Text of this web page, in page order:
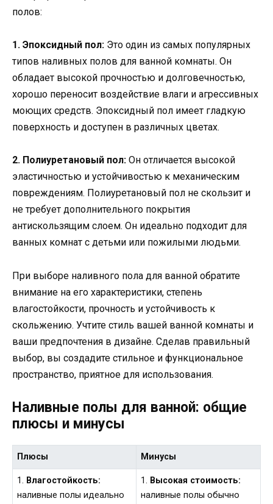
полов:
1. Эпоксидный пол: Это один из самых популярных
типов наливных полов для ванной комнаты. Он
обладает высокой прочностью и долговечностью,
хорошо переносит воздействие влаги и агрессивных
моющих средств. Эпоксидный пол имеет гладкую
поверхность и доступен в различных цветах.
2. Полиуретановый пол: Он отличается высокой
эластичностью и устойчивостью к механическим
повреждениям. Полиуретановый пол не скользит и
не требует дополнительного покрытия
антискользящим слоем. Он идеально подходит для
ванных комнат с детьми или пожилыми людьми.
При выборе наливного пола для ванной обратите
внимание на его характеристики, степень
влагостойкости, прочность и устойчивость к
скольжению. Учтите стиль вашей ванной комнаты и
ваши предпочтения в дизайне. Сделав правильный
выбор, вы создадите стильное и функциональное
пространство, приятное для использования.
Наливные полы для ванной: общие
плюсы и минусы
Плюсы Минусы
1. Влагостойкость:
наливные полы идеально
1. Высокая стоимость:
наливные полы обычно